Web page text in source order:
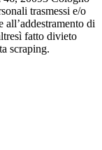
trasmessi e/o
di
fatto divieto
scraping.